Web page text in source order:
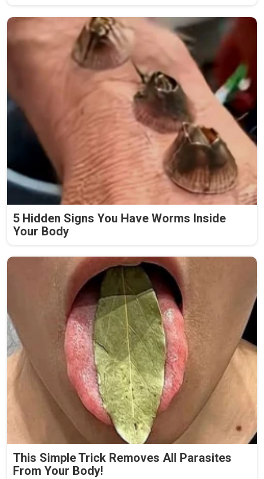
5 Hidden Signs You Have Worms Inside
Your Body
This Simple Trick Removes All Parasites
From Your Body!